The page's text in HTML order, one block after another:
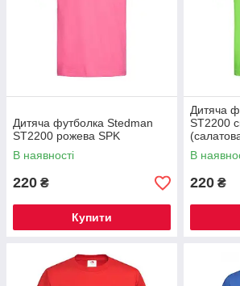
Дитяча футболка Stedman
ST2200 рожева SPK
В наявності
220 ₴
Купити
Дитяча
ST2200
В
220 ₴